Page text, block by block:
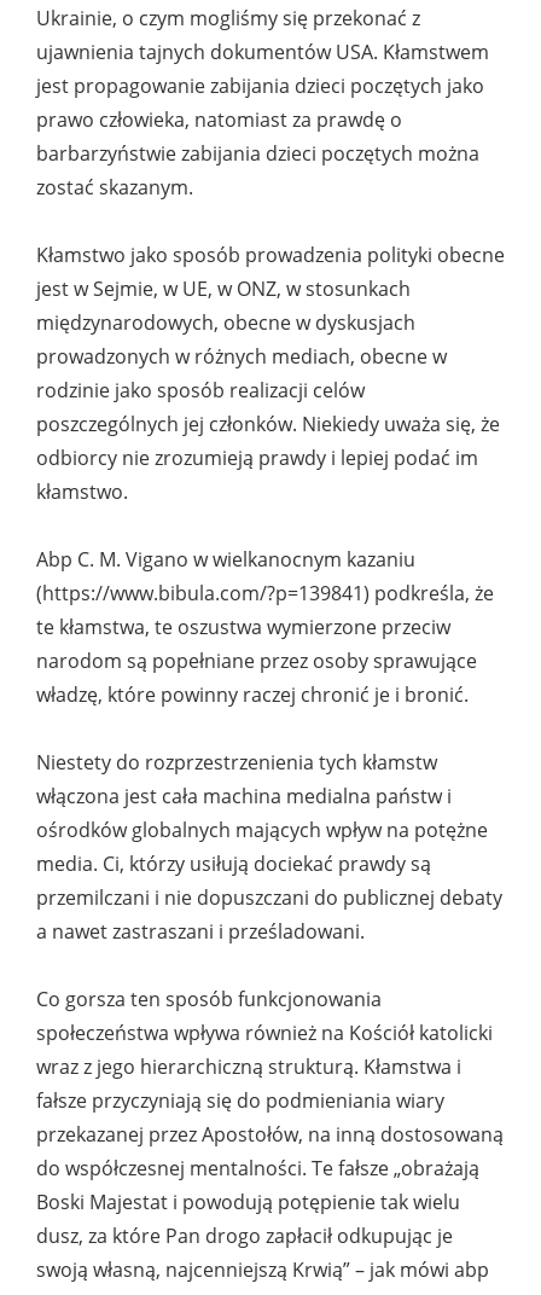
Ukrainie, o czym mogliśmy się przekonać z
ujawnienia tajnych dokumentów USA. Kłamstwem
jest propagowanie zabijania dzieci poczętych jako
prawo człowieka, natomiast za prawdę o
barbarzyństwie zabijania dzieci poczętych można
zostać skazanym.
Kłamstwo jako sposób prowadzenia polityki obecne
jest w Sejmie, w UE, w ONZ, w stosunkach
międzynarodowych, obecne w dyskusjach
prowadzonych w różnych mediach, obecne w
rodzinie jako sposób realizacji celów
poszczególnych jej członków. Niekiedy uważa się, że
odbiorcy nie zrozumieją prawdy i lepiej podać im
kłamstwo.
Abp C. M. Vigano w wielkanocnym kazaniu
(https://www.bibula.com/?p=139841) podkreśla, że
te kłamstwa, te oszustwa wymierzone przeciw
narodom są popełniane przez osoby sprawujące
władzę, które powinny raczej chronić je i bronić.
Niestety do rozprzestrzenienia tych kłamstw
włączona jest cała machina medialna państw i
ośrodków globalnych mających wpływ na potężne
media. Ci, którzy usiłują dociekać prawdy są
przemilczani i nie dopuszczani do publicznej debaty
a nawet zastraszani i prześladowani.
Co gorsza ten sposób funkcjonowania
społeczeństwa wpływa również na Kościół katolicki
wraz z jego hierarchiczną strukturą. Kłamstwa i
fałsze przyczyniają się do podmieniania wiary
przekazanej przez Apostołów, na inną dostosowaną
do współczesnej mentalności. Te fałsze „obrażają
Boski Majestat i powodują potępienie tak wielu
dusz, za które Pan drogo zapłacił odkupując je
swoją własną, najcenniejszą Krwią” – jak mówi abp